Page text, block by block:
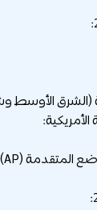
(الشرق الأوسط
الأمريكية: